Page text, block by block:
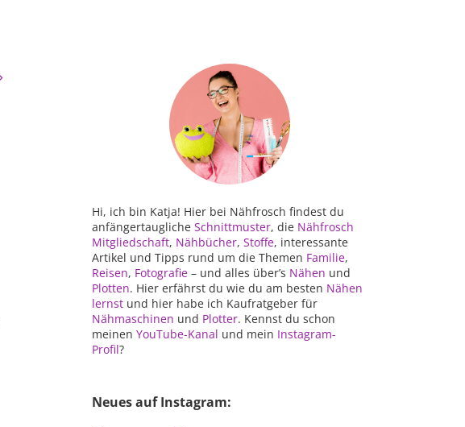
Hi, ich bin Katja! Hier bei Nähfrosch findest du
anfängertaugliche Schnittmuster, die Nähfrosch
Mitgliedschaft, Nähbücher, Stoffe, interessante
Artikel und Tipps rund um die Themen Familie,
Reisen, Fotografie – und alles über’s Nähen und
Plotten. Hier erfährst du wie du am besten Nähen
lernst und hier habe ich Kaufratgeber für
Nähmaschinen und Plotter. Kennst du schon
meinen YouTube-Kanal und mein Instagram-
Profil?
Neues auf Instagram: